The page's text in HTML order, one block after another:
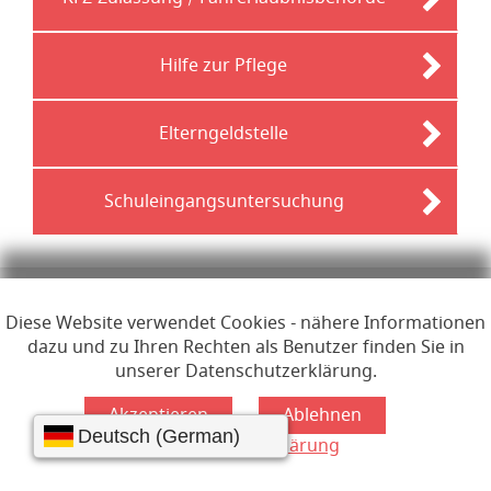
Diese Website verwendet Cookies - nähere Informationen
dazu und zu Ihren Rechten als Benutzer finden Sie in
unserer Datenschutzerklärung.
Datenschutzerklärung
Hilfe zur Pflege
Elterngeldstelle
Schuleingangsuntersuchung
Erklärung zur Barrierefreiheit Hinweis zur Übersetzung
Lizenzen
Öffnet im Dialogfenster.
Ihre Sitzung läuft aus in24Minuten
Hauptregion der Seite